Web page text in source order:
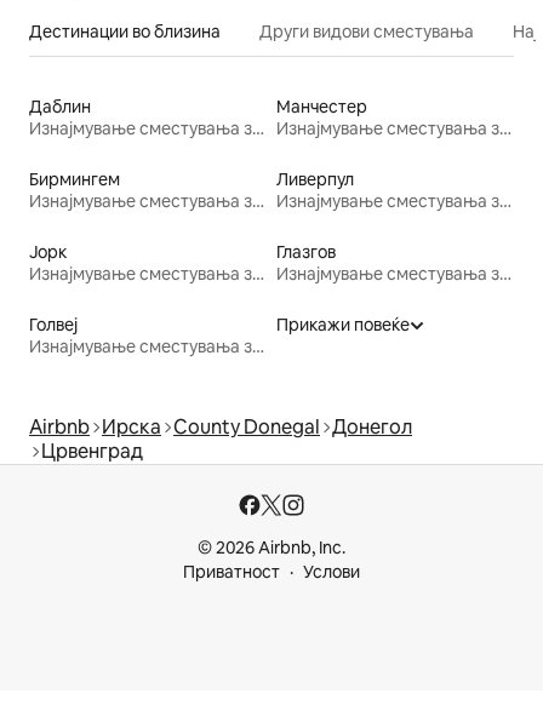
Дестинации во близина Други видови сместувања
Даблин
Изнајмување сместувања за одмор
Манчестер
Изнајмување сместувања за одмор
Бирмингем
Изнајмување сместувања за одмор
Ливерпул
Изнајмување сместувања за одмор
Јорк
Изнајмување сместувања за одмор
Глазгов
Изнајмување сместувања за одмор
Голвеј
Изнајмување сместувања за одмор
Прикажи повеќе
Airbnb Ирска County Donegal Донегол
Црвенград
© 2026 Airbnb, Inc.
Приватност
Услови